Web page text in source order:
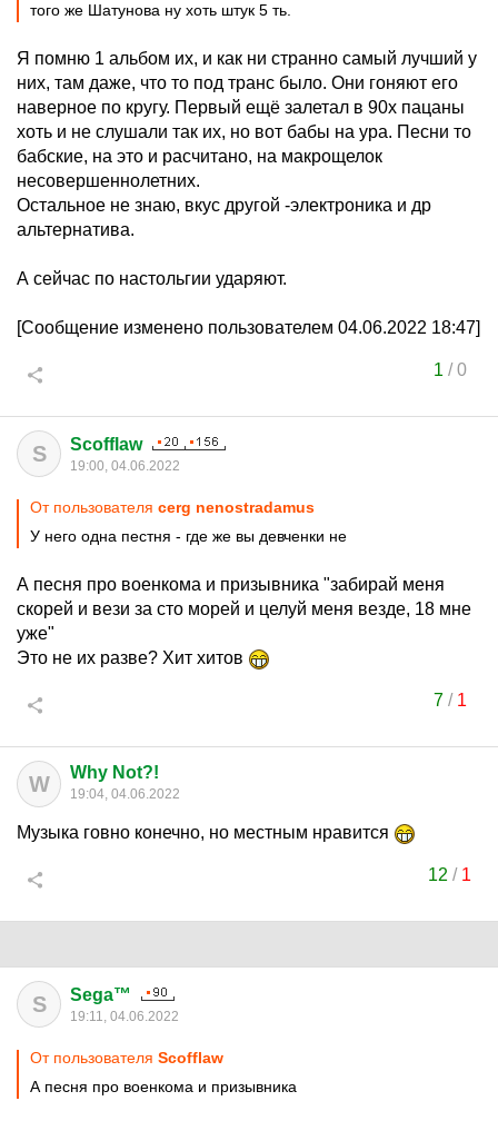
того же Шатунова ну хоть штук 5 ть.
Я помню 1 альбом их, и как ни странно самый лучший у
них, там даже, что то под транс было. Они гоняют его
наверное по кругу. Первый ещё залетал в 90х пацаны
хоть и не слушали так их, но вот бабы на ура. Песни то
бабские, на это и расчитано, на макрощелок
несовершеннолетних.
Остальное не знаю, вкус другой -электроника и др
альтернатива.
А сейчас по настольгии ударяют.
[Сообщение изменено пользователем 04.06.2022 18:47]
1 /0
S Scofflaw
19:00, 04.06.2022
От пользователя cerg nenostradamus
У него одна пестня - где же вы девченки не
А песня про военкома и призывника "забирай меня
скорей и вези за сто морей и целуй меня везде, 18 мне
уже"
Это не их разве? Хит хитов
7/ 1
W Why Not?!
19:04, 04.06.2022
Музыка говно конечно, но местным нравится
12 / 1
S Sega™
19:11, 04.06.2022
От пользователя Scofflaw
А песня про военкома и призывника